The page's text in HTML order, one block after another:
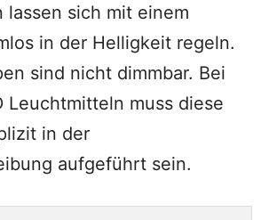
lassen sich mit einem
in der Helligkeit regeln.
sind nicht dimmbar. Bei
Leuchtmitteln muss diese
in der
aufgeführt sein.